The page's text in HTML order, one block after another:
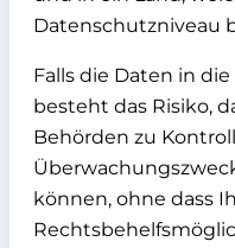
Datenschutzniveau
Falls die Daten in
besteht das Risiko,
Behörden zu
können, ohne dass